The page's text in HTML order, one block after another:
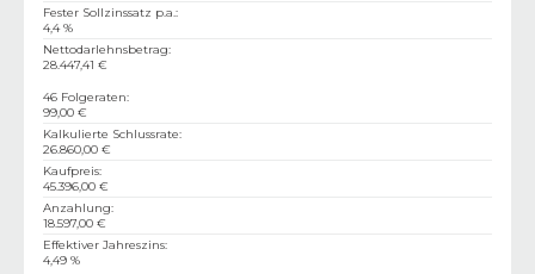
Fester Sollzinssatz p.a.:
4,4 %
Nettodarlehnsbetrag:
28.447,41 €
46 Folgeraten:
99,00 €
Kalkulierte Schlussrate:
26.860,00 €
Kaufpreis:
45.396,00 €
Anzahlung:
18.597,00 €
Effektiver Jahreszins:
4,49 %